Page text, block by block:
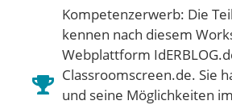
Kompetenzerwerb: Die
kennen nach diesem
Webplattform
Classroomscreen.de. Sie
und seine Möglichkeiten im